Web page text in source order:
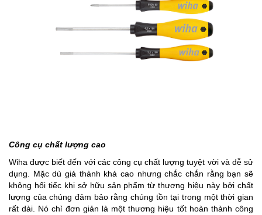
Công cụ chất lượng cao
Wiha được biết đến với các công cụ chất lượng tuyệt vời và dễ sử
dụng. Mặc dù giá thành khá cao nhưng chắc chắn rằng bạn sẽ
không hối tiếc khi sở hữu sản phẩm từ thương hiệu này bởi chất
lượng của chúng đảm bảo rằng chúng tồn tại trong một thời gian
rất dài. Nó chỉ đơn giản là một thương hiệu tốt hoàn thành công